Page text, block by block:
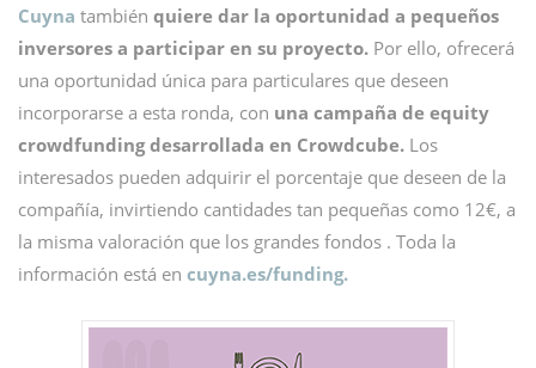
Cuyna también quiere dar la oportunidad a pequeños
inversores a participar en su proyecto. Por ello, ofrecerá
una oportunidad única para particulares que deseen
incorporarse a esta ronda, con una campaña de equity
crowdfunding desarrollada en Crowdcube. Los
interesados pueden adquirir el porcentaje que deseen de la
compañía, invirtiendo cantidades tan pequeñas como 12€, a
la misma valoración que los grandes fondos . Toda la
información está en cuyna.es/funding.